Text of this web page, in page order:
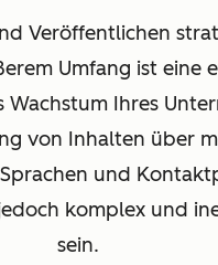
Veröffentlichen
Umfang ist eine
Ihres
von Inhalten über
und
komplex und
sein.